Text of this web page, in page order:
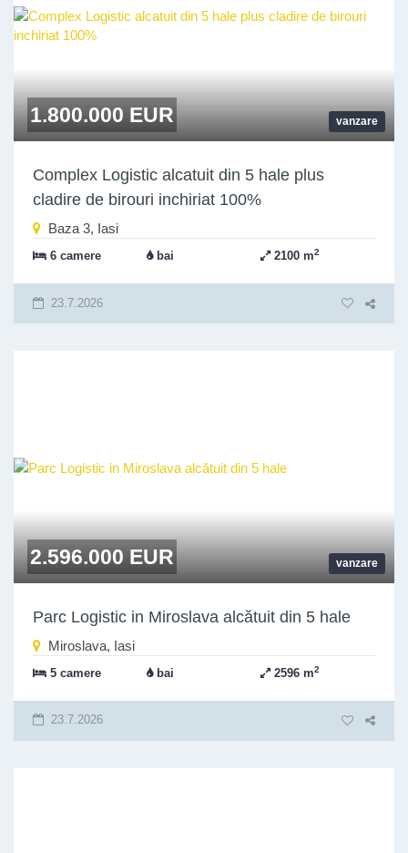
vanzare
1.800.000 EUR
Complex Logistic alcatuit din 5 hale plus
cladire de birouri inchiriat 100%
Baza 3, Iasi
6 camere bai 2100 m2
23.7.2026
vanzare
2.596.000 EUR
Parc Logistic in Miroslava alcătuit din 5 hale
Miroslava, Iasi
5 camere bai 2596 m2
23.7.2026